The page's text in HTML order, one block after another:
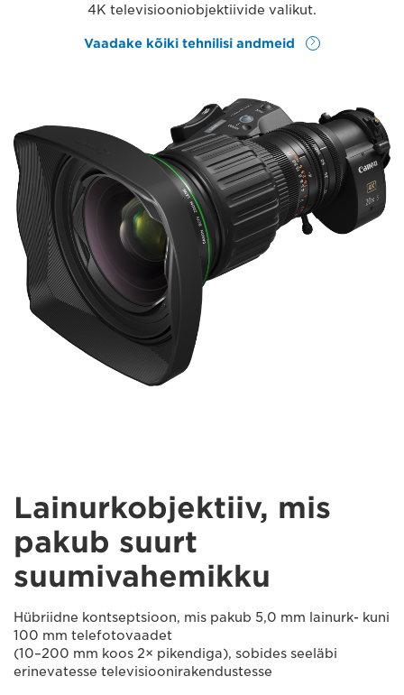
4K televisiooniobjektiivide valikut.
Vaadake kõiki tehnilisi andmeid
Lainurkobjektiiv, mis
pakub suurt
suumivahemikku
Hübriidne kontseptsioon, mis pakub 5,0 mm lainurk- kuni
100 mm telefotovaadet
(10–200 mm koos 2× pikendiga), sobides seeläbi
erinevatesse televisioonirakendustesse